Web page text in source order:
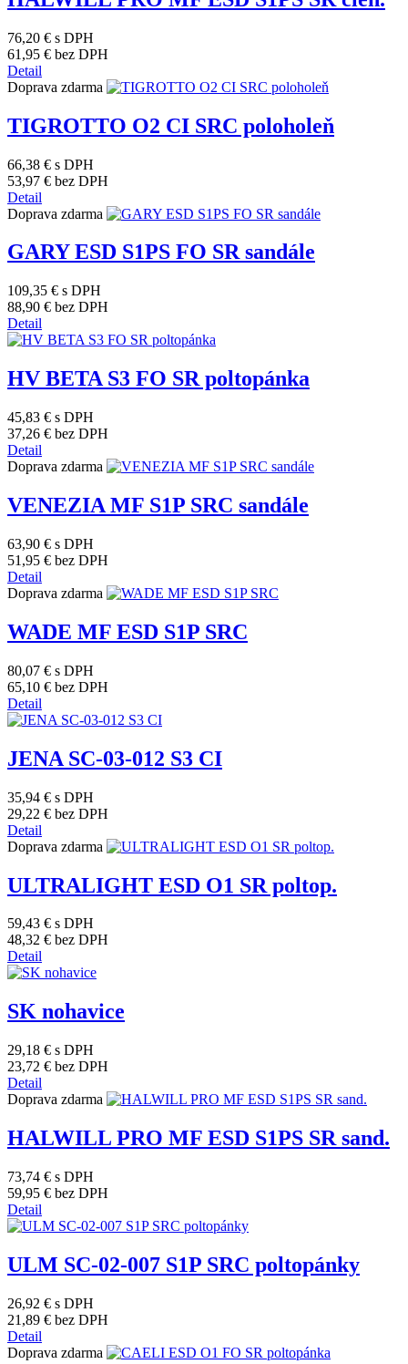
76,20 € s DPH
61,95 € bez DPH
Detail
Doprava zdarma
TIGROTTO O2 CI SRC poloholeň
66,38 € s DPH
53,97 € bez DPH
Detail
Doprava zdarma
GARY ESD S1PS FO SR sandále
109,35 € s DPH
88,90 € bez DPH
Detail
HV BETA S3 FO SR poltopánka
45,83 € s DPH
37,26 € bez DPH
Detail
Doprava zdarma
VENEZIA MF S1P SRC sandále
63,90 € s DPH
51,95 € bez DPH
Detail
Doprava zdarma
WADE MF ESD S1P SRC
80,07 € s DPH
65,10 € bez DPH
Detail
JENA SC-03-012 S3 CI
35,94 € s DPH
29,22 € bez DPH
Detail
Doprava zdarma
ULTRALIGHT ESD O1 SR poltop.
59,43 € s DPH
48,32 € bez DPH
Detail
SK nohavice
29,18 € s DPH
23,72 € bez DPH
Detail
Doprava zdarma
HALWILL PRO MF ESD S1PS SR sand.
73,74 € s DPH
59,95 € bez DPH
Detail
ULM SC-02-007 S1P SRC poltopánky
26,92 € s DPH
21,89 € bez DPH
Detail
Doprava zdarma